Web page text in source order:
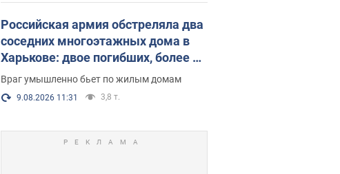
Российская армия обстреляла два
соседних многоэтажных дома в
Харькове: двое погибших, более 20
пострадавших
Враг умышленно бьет по жилым домам
9.08.2026 11:31 3,8 т.